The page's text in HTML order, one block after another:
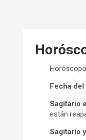
Fecha del
Sagitario
están
Sagitario